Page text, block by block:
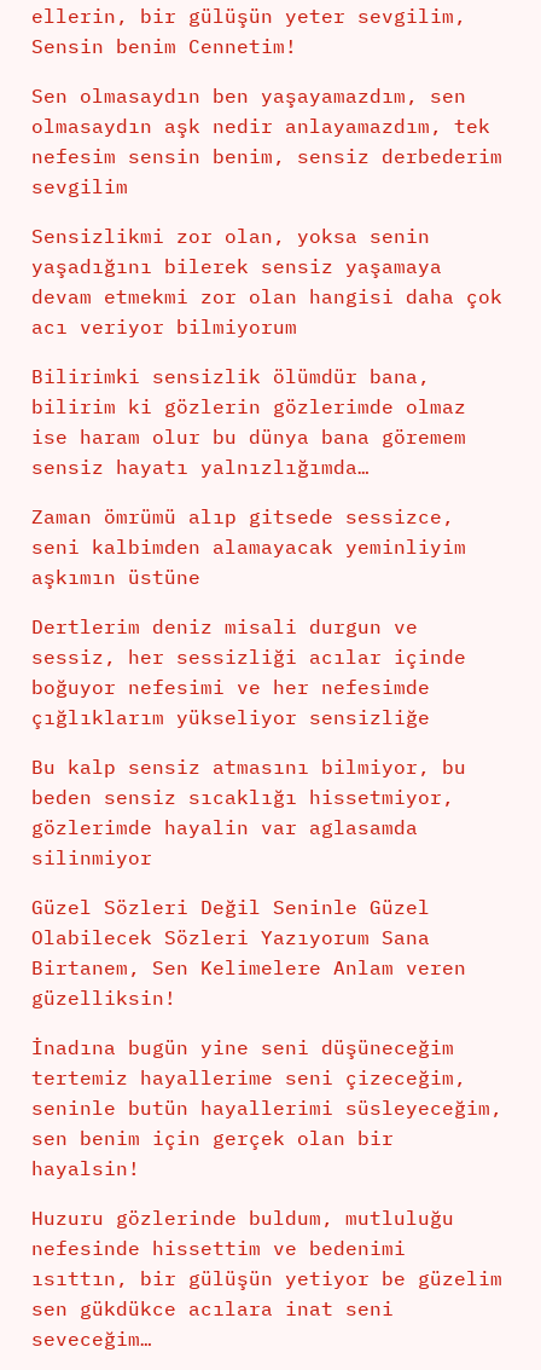
ellerin, bir gülüşün yeter sevgilim,
Sensin benim Cennetim!
Sen olmasaydın ben yaşayamazdım, sen
olmasaydın aşk nedir anlayamazdım, tek
nefesim sensin benim, sensiz derbederim
sevgilim
Sensizlikmi zor olan, yoksa senin
yaşadığını bilerek sensiz yaşamaya
devam etmekmi zor olan hangisi daha çok
acı veriyor bilmiyorum
Bilirimki sensizlik ölümdür bana,
bilirim ki gözlerin gözlerimde olmaz
ise haram olur bu dünya bana göremem
sensiz hayatı yalnızlığımda…
Zaman ömrümü alıp gitsede sessizce,
seni kalbimden alamayacak yeminliyim
aşkımın üstüne
Dertlerim deniz misali durgun ve
sessiz, her sessizliği acılar içinde
boğuyor nefesimi ve her nefesimde
çığlıklarım yükseliyor sensizliğe
Bu kalp sensiz atmasını bilmiyor, bu
beden sensiz sıcaklığı hissetmiyor,
gözlerimde hayalin var aglasamda
silinmiyor
Güzel Sözleri Değil Seninle Güzel
Olabilecek Sözleri Yazıyorum Sana
Birtanem, Sen Kelimelere Anlam veren
güzelliksin!
İnadına bugün yine seni düşüneceğim
tertemiz hayallerime seni çizeceğim,
seninle butün hayallerimi süsleyeceğim,
sen benim için gerçek olan bir
hayalsin!
Huzuru gözlerinde buldum, mutluluğu
nefesinde hissettim ve bedenimi
ısıttın, bir gülüşün yetiyor be güzelim
sen gükdükce acılara inat seni
seveceğim…